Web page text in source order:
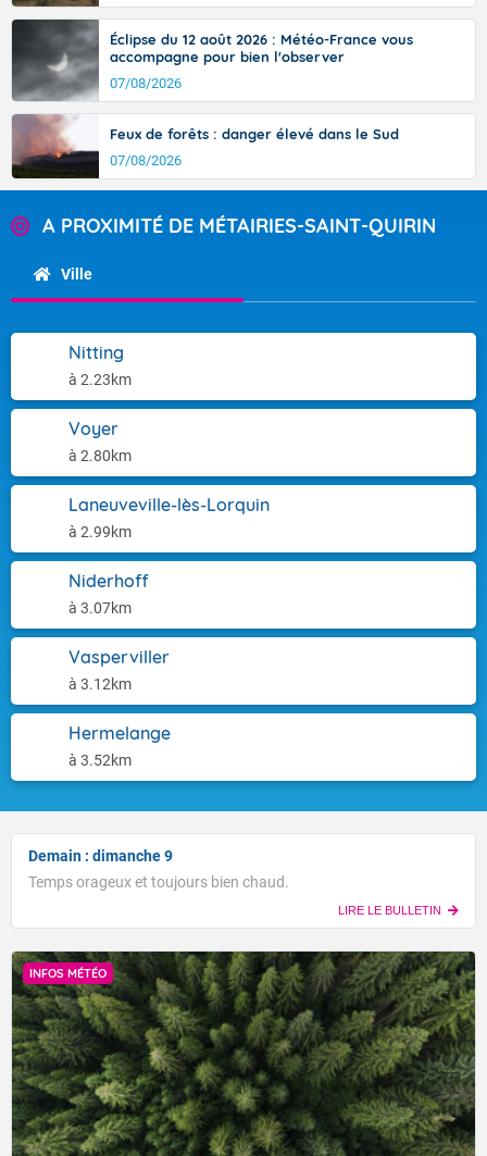
Éclipse du 12 août 2026 : Météo-France vous
accompagne pour bien l'observer
07/08/2026
Feux de forêts : danger élevé dans le Sud
07/08/2026
A PROXIMITÉ DE MÉTAIRIES-SAINT-QUIRIN
Ville
Nitting
à 2.23km
Voyer
à 2.80km
Laneuveville-lès-Lorquin
à 2.99km
Niderhoff
à 3.07km
Vasperviller
à 3.12km
Hermelange
à 3.52km
Demain : dimanche 9
Temps orageux et toujours bien chaud.
LIRE LE BULLETIN
INFOS MÉTÉO